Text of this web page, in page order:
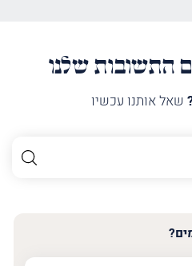
התשובות שלנו
שאל אותנו עכשיו